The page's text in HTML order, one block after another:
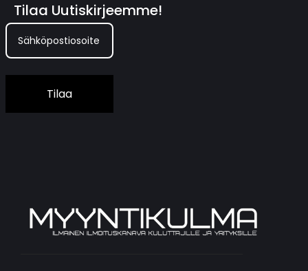
Tilaa Uutiskirjeemme!
Tilaa